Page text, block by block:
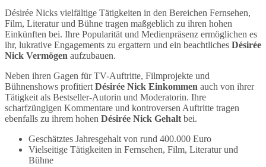
Désirée Nicks vielfältige Tätigkeiten in den Bereichen Fernsehen,
Film, Literatur und Bühne tragen maßgeblich zu ihren hohen
Einkünften bei. Ihre Popularität und Medienpräsenz ermöglichen es
ihr, lukrative Engagements zu ergattern und ein beachtliches Désirée
Nick Vermögen aufzubauen.
Neben ihren Gagen für TV-Auftritte, Filmprojekte und
Bühnenshows profitiert Désirée Nick Einkommen auch von ihrer
Tätigkeit als Bestseller-Autorin und Moderatorin. Ihre
scharfzüngigen Kommentare und kontroversen Auftritte tragen
ebenfalls zu ihrem hohen Désirée Nick Gehalt bei.
Geschätztes Jahresgehalt von rund 400.000 Euro
Vielseitige Tätigkeiten in Fernsehen, Film, Literatur und
Bühne